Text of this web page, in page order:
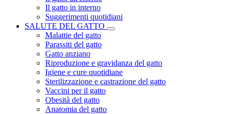
Il gatto in interno
Suggerimenti quotidiani
SALUTE DEL GATTO
Malattie del gatto
Parassiti del gatto
Gatto anziano
Riproduzione e gravidanza del gatto
Igiene e cure quotidiane
Sterilizzazione e castrazione del gatto
Vaccini per il gatto
Obesità del gatto
Anatomia del gatto